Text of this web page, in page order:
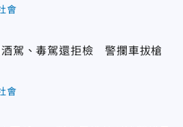
會
酒駕、毒駕還拒檢 警攔車拔槍
會